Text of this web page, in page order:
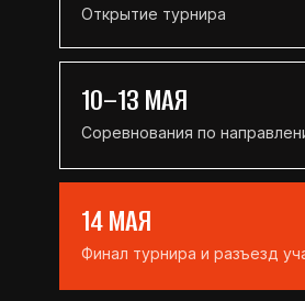
Соревнования по
10–13 МАЯ
Открытие турнира
Финал турнира и разъезд
14 МАЯ